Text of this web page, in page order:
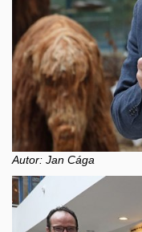
Autor: Jan Cága